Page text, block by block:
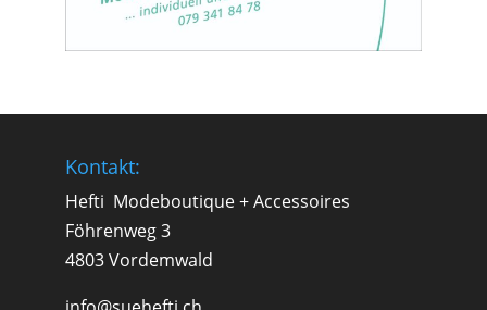
Kontakt:
Hefti Modeboutique + Accessoires
Föhrenweg 3
4803 Vordemwald